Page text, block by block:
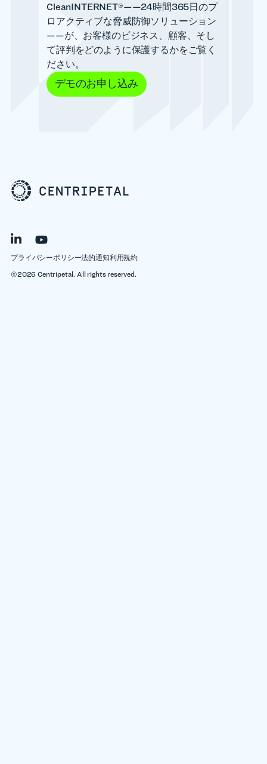
CleanINTERNET®——24時間365日のプ
ロアクティブな脅威防御ソリューション
——が、お客様のビジネス、顧客、そし
て評判をどのように保護するかをご覧く
ださい。
デモのお申し込み
©2026 Centripetal. All rights reserved.
プライバシーポリシー法的通知利用規約